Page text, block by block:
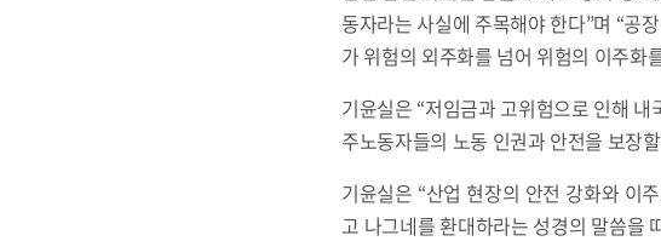
동자라는 사실에 주목해야 한다”며 “공
가 위험의 외주화를 넘어 위험의 이주화
기윤실은 “저임금과 고위험으로 인해
주노동자들의 노동 인권과 안전을 보장
기윤실은 “산업 현장의 안전 강화와 이
고 나그네를 환대하라는 성경의 말씀을